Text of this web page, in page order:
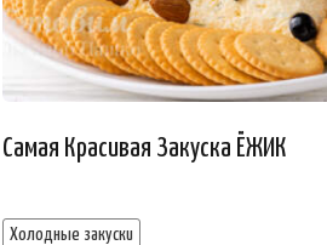
Самая Красивая Закуска ЁЖИК
Холодные закуски